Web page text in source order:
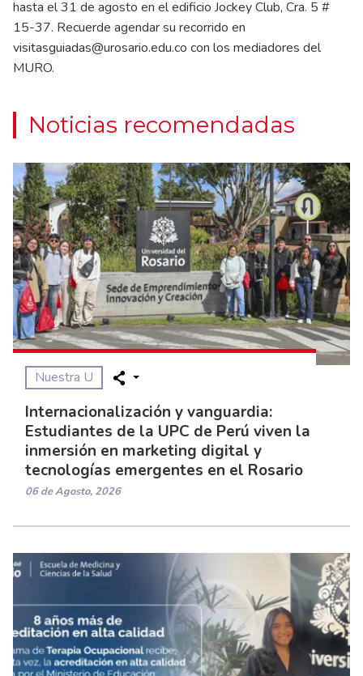
hasta el 31 de agosto en el edificio Jockey Club, Cra. 5 #
15-37. Recuerde agendar su recorrido en
visitasguiadas@urosario.edu.co con los mediadores del
MURO.
Noticias recomendadas
Nuestra U
Internacionalización y vanguardia:
Estudiantes de la UPC de Perú viven la
inmersión en marketing digital y
tecnologías emergentes en el Rosario
06 de Agosto, 2026